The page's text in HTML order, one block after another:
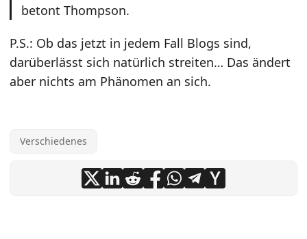
betont Thompson.
P.S.: Ob das jetzt in jedem Fall Blogs sind,
darüberlässt sich natürlich streiten… Das ändert
aber nichts am Phänomen an sich.
Verschiedenes